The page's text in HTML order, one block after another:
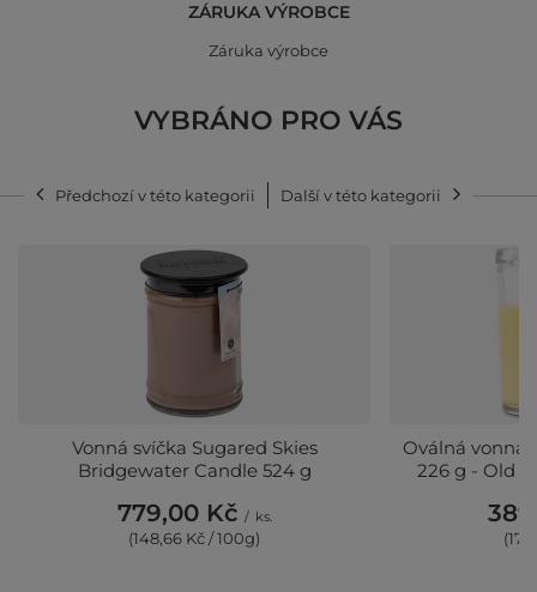
ZÁRUKA VÝROBCE
Záruka výrobce
VYBRÁNO PRO VÁS
Předchozí v této kategorii Další v této kategorii
Vonná svíčka Sugared Skies
Bridgewater Candle 524 g
779,00 Kč / ks.
(148,66 Kč / 100g)
Oválná vonná
226 g - Old